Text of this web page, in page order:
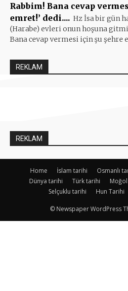
Rabbim! Bana cevap
emret!’ dedi.... Hz İsa bir gün
(Harabe) evleri onun hoşuna
Bana cevap vermesi için şu şehre
REKLAM
REKLAM
Home İslam tarihi Osmanlı
Dünya tarihi
Türk tarihi
Selçuklu tarihi
Hun Tarihi
© Newspaper WordPress